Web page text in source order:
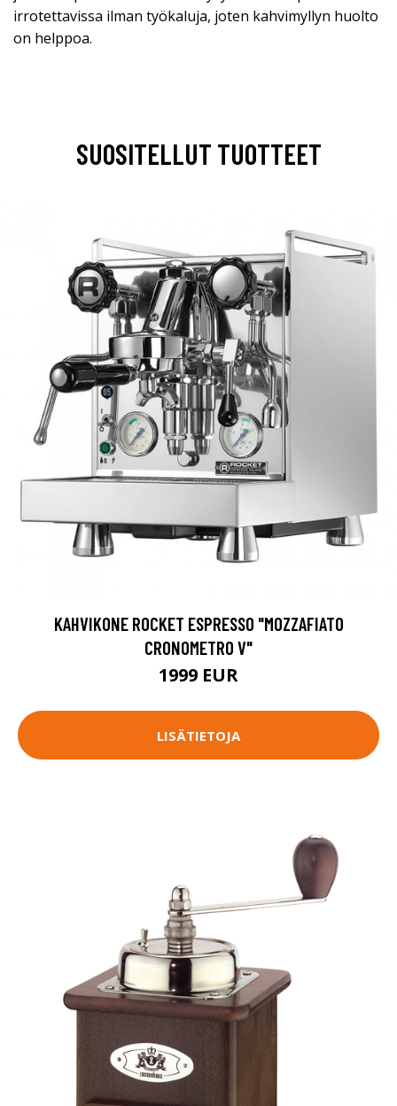
irrotettavissa ilman työkaluja, joten kahvimyllyn huolto
on helppoa.
SUOSITELLUT TUOTTEET
KAHVIKONE ROCKET ESPRESSO "MOZZAFIATO
CRONOMETRO V"
1999 EUR
LISÄTIETOJA